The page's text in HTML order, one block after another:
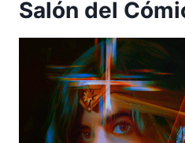
Salón del